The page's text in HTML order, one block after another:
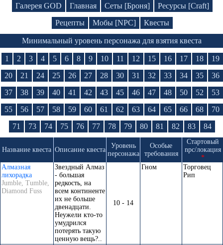
Галерея GOD Главная Сеты [Броня]
Ресурсы [Craft]
Рецепты
Мобы [NPC] Квесты
Минимальный уровень персонажа для взятия квеста
1 2 3 4 5 6 8 9 10 11 12 15 16 17 18
19
20
21 24 25 26 27 28 30 31 32 33 34 35
36
37
38 39 40 41 42 43 45 46 47 48 50 52
53
55
56 57 58 59 60 61 62 63 64 65 66 68
70
71
73 74 75 76 77 78 79 80 81 82 83 84
Название квеста Описание квеста
Уровень
персонажа
Особые
требования
Стартовый
npc/локация
*
Алмазная
лихорадка
Jumble, Tumble,
Diamond Fuss
Звездный Алмаз
- большая
редкость, на
всем континенте
их не больше
двенадцати.
Неужели кто-то
умудрился
потерять такую
ценную вещь?..
10 - 14
Гном
Торговец
Рип